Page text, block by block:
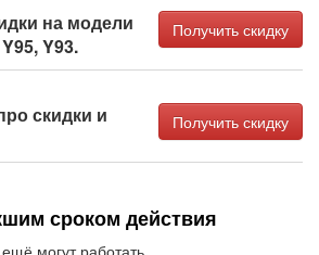
на модели
Y93.
Получить скидку
скидки и
Получить скидку
сроком действия
могут работать.